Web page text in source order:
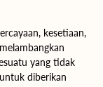
kesetiaan,
yang tidak
diberikan